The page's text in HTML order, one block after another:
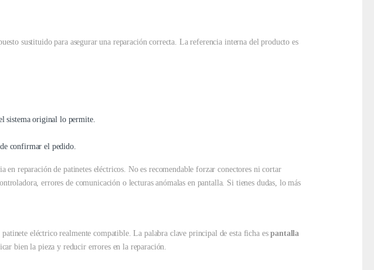
sustituido para asegurar una reparación correcta. La referencia interna del producto es
sistema original lo permite.
confirmar el pedido.
en reparación de patinetes eléctricos. No es recomendable forzar conectores ni cortar
errores de comunicación o lecturas anómalas en pantalla. Si tienes dudas, lo más
eléctrico realmente compatible. La palabra clave principal de esta ficha espantalla
bien la pieza y reducir errores en la reparación.